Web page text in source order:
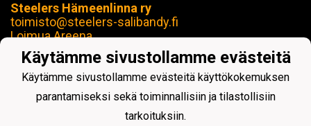
Steelers Hämeenlinna ry
toimisto@steelers-salibandy.fi
Loimua Areena
Härkätie 17 B, 13600 Hämeenlinna
Y-tunnus: 2414280-4
Käytämme sivustollamme evästeitä
Käytämme sivustollamme evästeitä käyttökokemuksen
parantamiseksi sekä toiminnallisiin ja tilastollisiin
tarkoituksiin.